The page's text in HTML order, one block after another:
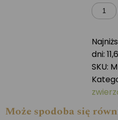
ilość
Maska
dni:
SKU:
Może spodoba się